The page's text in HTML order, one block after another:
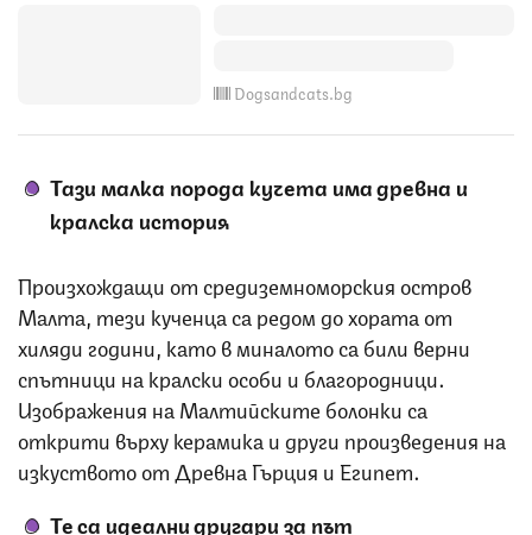
Dogsandcats.bg
Тази малка порода кучета има древна и
кралска история
Произхождащи от средиземноморския остров
Малта, тези кученца са редом до хората от
хиляди години, като в миналото са били верни
спътници на кралски особи и благородници.
Изображения на Малтийските болонки са
открити върху керамика и други произведения на
изкуството от Древна Гърция и Египет.
Те са идеални другари за път